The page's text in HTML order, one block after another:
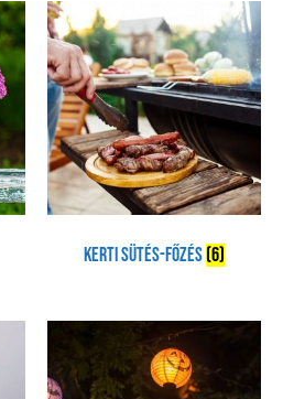
Kerti sütés-főzés(6)